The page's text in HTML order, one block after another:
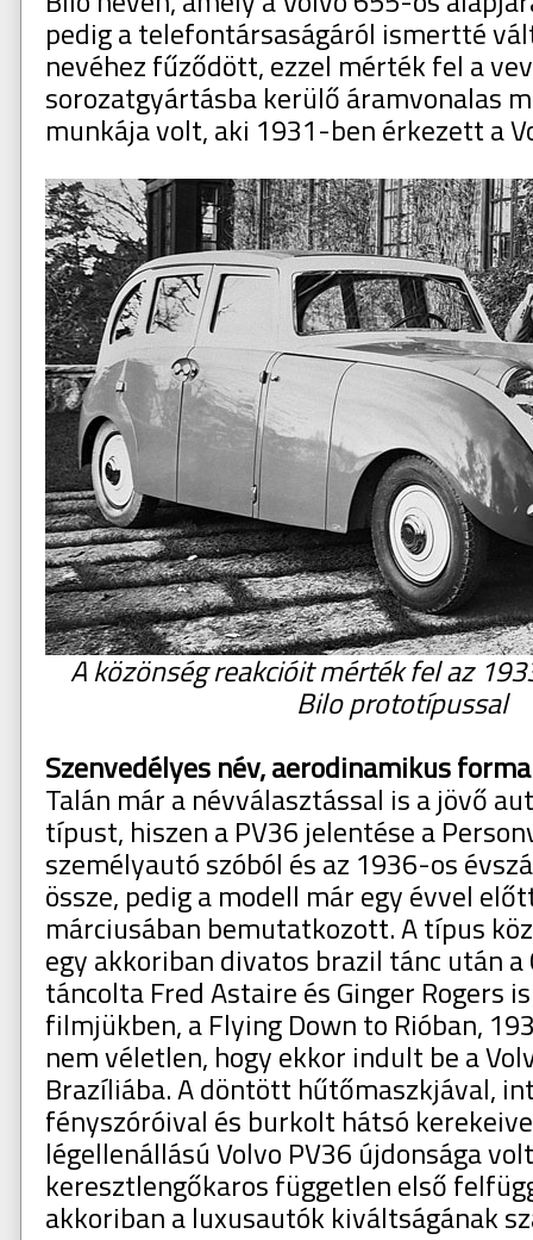
pedig a telefontársaságáról ismertté
nevéhez fűződött, ezzel mérték fel a
sorozatgyártásba kerülő áramvonalas
munkája volt, aki 1931-ben érkezett a
A közönség reakcióit mérték fel az
Bilo prototípussal
Szenvedélyes név, aerodinamikus forma
Talán már a névválasztással is a jövő
típust, hiszen a PV36 jelentése a
személyautó szóból és az 1936-os
össze, pedig a modell már egy évvel
márciusában bemutatkozott. A típus
egy akkoriban divatos brazil tánc után a
táncolta Fred Astaire és Ginger Rogers
filmjükben, a Flying Down to Rióban,
nem véletlen, hogy ekkor indult be a
Brazíliába. A döntött hűtőmaszkjával,
fényszóróival és burkolt hátsó
légellenállású Volvo PV36 újdonsága
keresztlengőkaros független első
akkoriban a luxusautók kiváltságának